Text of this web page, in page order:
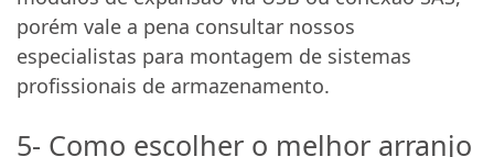
porém vale a pena consultar nossos
especialistas para montagem de sistemas
profissionais de armazenamento.
5- Como escolher o melhor arranjo